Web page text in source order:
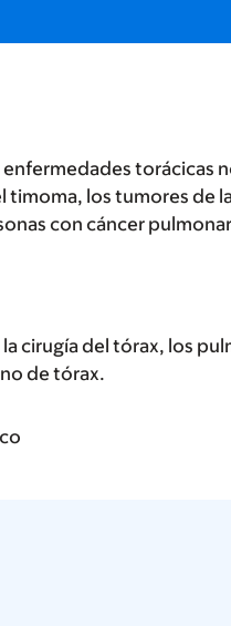
torácicas
los tumores de
con cáncer
cirugía del tórax, los
de tórax.